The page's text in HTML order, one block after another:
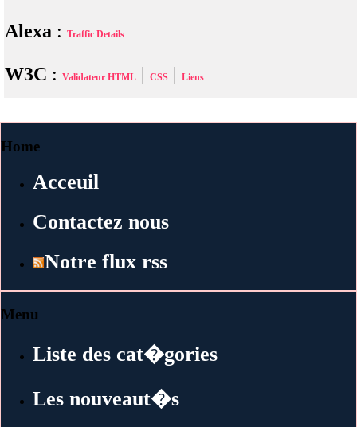
Alexa : Traffic Details
W3C : Validateur HTML CSS Liens
Home
Acceuil
Contactez nous
Notre flux rss
Menu
Liste des cat�gories
Les nouveaut�s